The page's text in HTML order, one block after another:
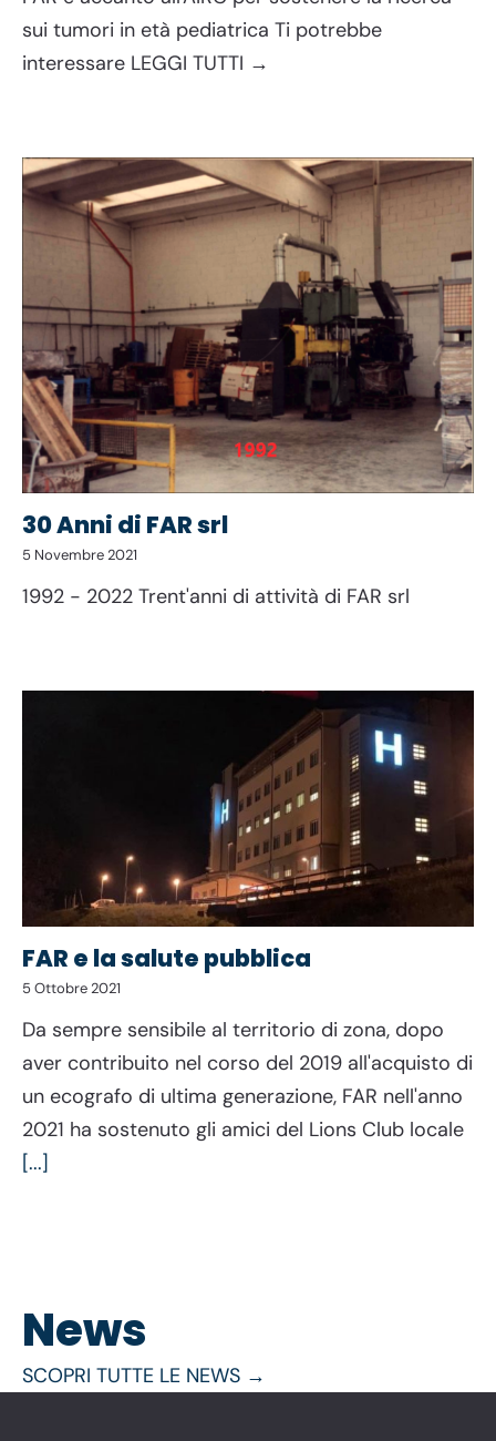
sui tumori in età pediatrica Ti potrebbe
interessare LEGGI TUTTI →
30 Anni di FAR srl
5 Novembre 2021
1992 - 2022 Trent'anni di attività di FAR srl
FAR e la salute pubblica
5 Ottobre 2021
Da sempre sensibile al territorio di zona, dopo
aver contribuito nel corso del 2019 all'acquisto di
un ecografo di ultima generazione, FAR nell'anno
2021 ha sostenuto gli amici del Lions Club locale
[...]
News
SCOPRI TUTTE LE NEWS →